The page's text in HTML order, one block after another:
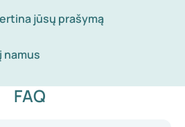
jūsų prašymą
namus
FAQ